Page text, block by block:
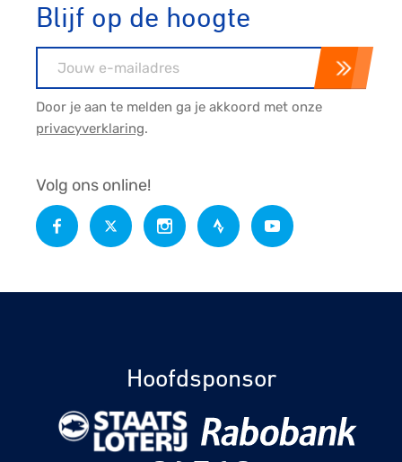
Blijf op de hoogte
Door je aan te melden ga je akkoord met onze
privacyverklaring.
Volg ons online!
Hoofdsponsor